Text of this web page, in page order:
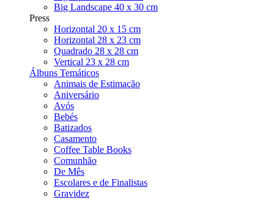
Big Landscape 40 x 30 cm
Press
Horizontal 20 x 15 cm
Horizontal 28 x 23 cm
Quadrado 28 x 28 cm
Vertical 23 x 28 cm
Álbuns Temáticos
Animais de Estimação
Aniversário
Avós
Bebés
Batizados
Casamento
Coffee Table Books
Comunhão
De Mês
Escolares e de Finalistas
Gravidez